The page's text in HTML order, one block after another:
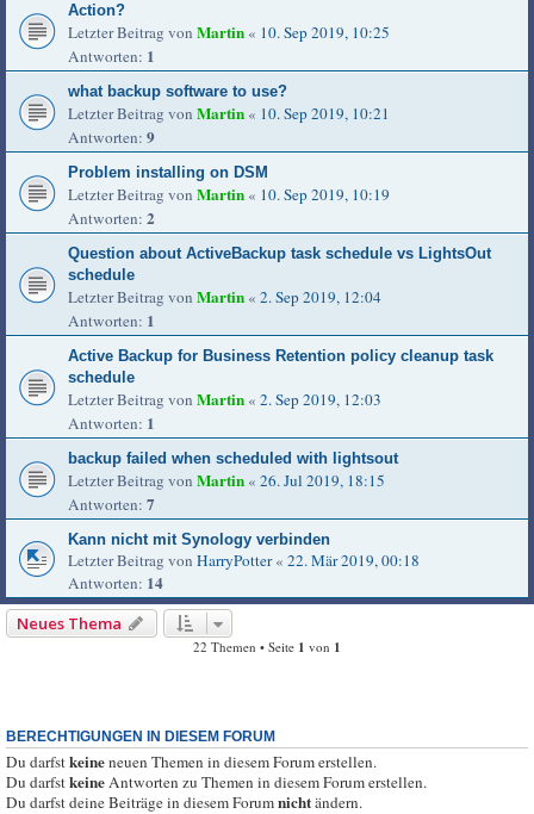
Action?
Letzter Beitrag von Martin « 10. Sep 2019, 10:25
Antworten: 1
what backup software to use?
Letzter Beitrag von Martin « 10. Sep 2019, 10:21
Antworten: 9
Problem installing on DSM
Letzter Beitrag von Martin « 10. Sep 2019, 10:19
Antworten: 2
Question about ActiveBackup task schedule vs LightsOut
schedule
Letzter Beitrag von Martin « 2. Sep 2019, 12:04
Antworten: 1
Active Backup for Business Retention policy cleanup task
schedule
Letzter Beitrag von Martin « 2. Sep 2019, 12:03
Antworten: 1
backup failed when scheduled with lightsout
Letzter Beitrag von Martin « 26. Jul 2019, 18:15
Antworten: 7
Kann nicht mit Synology verbinden
Letzter Beitrag von HarryPotter« 22. Mär 2019, 00:18
Antworten: 14
Neues Thema
22 Themen • Seite 1 von 1
BERECHTIGUNGEN IN DIESEM FORUM
Du darfstkeineneuen Themen in diesem Forum erstellen.
Du darfstkeineAntworten zu Themen in diesem Forum erstellen.
Du darfst deine Beiträge in diesem Forumnichtändern.